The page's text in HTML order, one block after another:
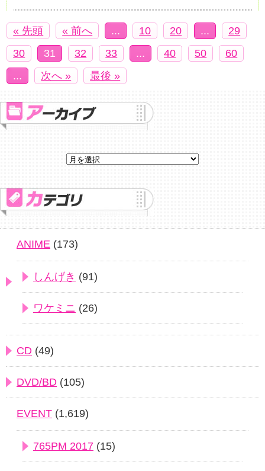
« 先頭 « 前へ ... 10 20 ...
29
30
31 32 33 ... 40 50
60
...
次へ » 最後 »
ANIME (173)
しんげき (91)
ワケミニ (26)
CD (49)
DVD/BD (105)
EVENT (1,619)
765PM 2017 (15)